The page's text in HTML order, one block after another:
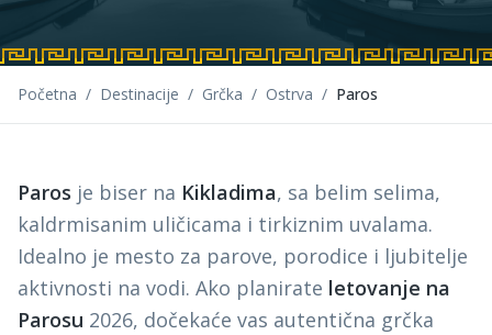
Početna / Destinacije / Grčka / Ostrva / Paros
Paros je biser na Kikladima, sa belim selima,
kaldrmisanim uličicama i tirkiznim uvalama.
Idealno je mesto za parove, porodice i ljubitelje
aktivnosti na vodi. Ako planirate letovanje na
Parosu 2026, dočekaće vas autentična grčka